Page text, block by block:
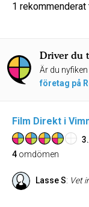
1
Driver du
Är du
företag på
Film Direkt i
4 omdömen
Lasse S: Vet inte så